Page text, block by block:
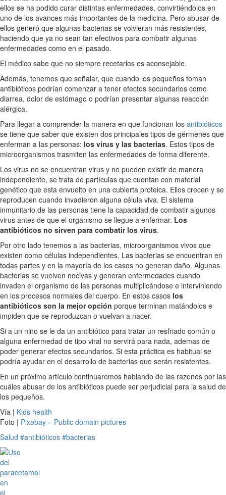
ellos se ha podido curar distintas enfermedades, convirtiéndolos en
uno de los avances más importantes de la medicina. Pero abusar de
ellos generó que algunas bacterias se volvieran más resistentes,
haciendo que ya no sean tan efectivos para combatir algunas
enfermedades como en el pasado.
El médico sabe que no siempre recetarlos es aconsejable.
Además, tenemos que señalar, que cuando los pequeños toman
antibióticos podrían comenzar a tener efectos secundarios como
diarrea, dolor de estómago o podrían presentar algunas reacción
alérgica.
Para llegar a comprender la manera en que funcionan los antibióticos
se tiene que saber que existen dos principales tipos de gérmenes que
enferman a las personas: los virus y las bacterias. Estos tipos de
microorganismos trasmiten las enfermedades de forma diferente.
Los virus no se encuentran virus y no pueden existir de manera
independiente, se trata de partículas que cuentan con material
genético que esta envuelto en una cubierta proteica. Ellos crecen y se
reproducen cuando invadieron alguna célula viva. El sistema
inmunitario de las personas tiene la capacidad de combatir algunos
virus antes de que el organismo se llegue a enfermar. Los
antibióticos no sirven para combatir los virus.
Por otro lado tenemos a las bacterias, microorganismos vivos que
existen como células independientes. Las bacterias se encuentran en
todas partes y en la mayoría de los casos no generan daño. Algunas
bacterias se vuelven nocivas y generan enfermedades cuando
invaden el organismo de las personas multiplicándose e interviniendo
en los procesos normales del cuerpo. En estos casos los
antibióticos son la mejor opción porque terminan matándolos e
impiden que se reproduzcan o vuelvan a nacer.
Si a un niño se le da un antibiótico para tratar un resfriado común o
alguna enfermedad de tipo viral no servirá para nada, ademas de
poder generar efectos secundarios. Si esta práctica es habitual se
podría ayudar en el desarrollo de bacterias que serán resistentes.
En un próximo artículo continuaremos hablando de las razones por las
cuáles abusar de los antibióticos puede ser perjudicial para la salud de
los pequeños.
Vía | Kids health
Foto | Pixabay – Public domain pictures
Salud #antibióticos #bacterias